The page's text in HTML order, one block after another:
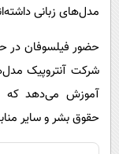
مدل‌های زبانی
حضور فیلسوفان در
شرکت آنتروپیک
آموزش می‌دهد که از
حقوق بشر و سایر